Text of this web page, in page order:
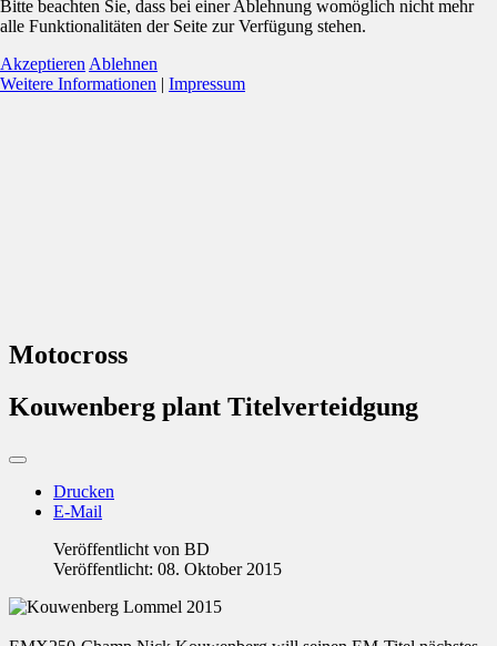
Motocross
Kouwenberg plant Titelverteidgung
Drucken
E-Mail
Veröffentlicht von BD
Veröffentlicht: 08. Oktober 2015
Bitte beachten Sie, dass bei einer Ablehnung womöglich nicht mehr
alle Funktionalitäten der Seite zur Verfügung stehen.
Akzeptieren Ablehnen
Weitere Informationen | Impressum